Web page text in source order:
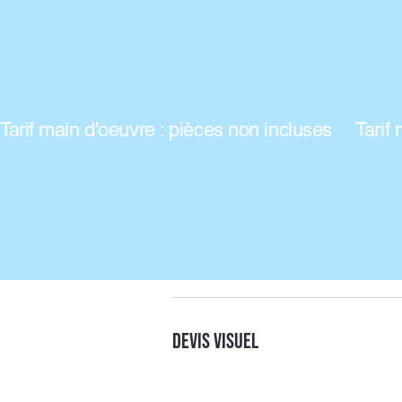
Tarif main d'oeuvre : pièces non incluses
Devis visuel